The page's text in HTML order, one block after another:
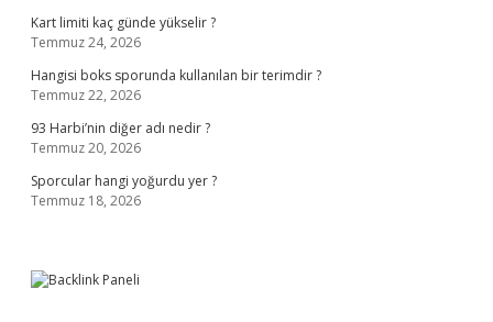
Kart limiti kaç günde yükselir ?
Temmuz 24, 2026
Hangisi boks sporunda kullanılan bir terimdir ?
Temmuz 22, 2026
93 Harbi’nin diğer adı nedir ?
Temmuz 20, 2026
Sporcular hangi yoğurdu yer ?
Temmuz 18, 2026